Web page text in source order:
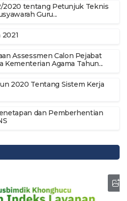
2020 tentang Petunjuk Teknis
Guru...
Assessmen Calon Pejabat
Kementerian Agama Tahun...
2020 Tentang Sistem Kerja
dan Pemberhentian